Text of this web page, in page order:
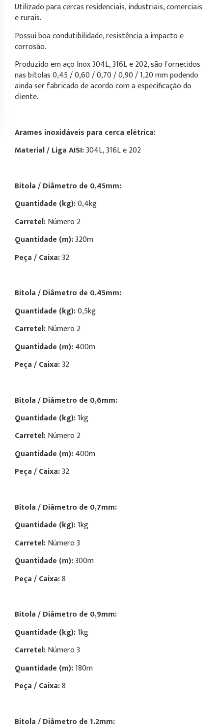
Utilizado para cercas residenciais, industriais, comerciais
e rurais.
Possui boa condutibilidade, resistência a impacto e
corrosão.
Produzido em aço Inox 304L, 316L e 202, são fornecidos
nas bitolas 0,45 / 0,60 / 0,70 / 0,90 / 1,20 mm podendo
ainda ser fabricado de acordo com a especificação do
cliente.
Arames inoxidáveis para cerca elétrica:
Material / Liga AISI:304L, 316L e 202
Bitola / Diâmetro de 0,45mm:
Quantidade (kg):0,4kg
Carretel:Número 2
Quantidade (m):320m
Peça / Caixa:32
Bitola / Diâmetro de 0,45mm:
Quantidade (kg):0,5kg
Carretel:Número 2
Quantidade (m):400m
Peça / Caixa:32
Bitola / Diâmetro de 0,6mm:
Quantidade (kg):1kg
Carretel:Número 2
Quantidade (m):400m
Peça / Caixa:32
Bitola / Diâmetro de 0,7mm:
Quantidade (kg):1kg
Carretel:Número3
Quantidade (m):300m
Peça / Caixa:8
Bitola / Diâmetro de 0,9mm:
Quantidade (kg):1kg
Carretel:Número3
Quantidade (m):180m
Peça / Caixa:8